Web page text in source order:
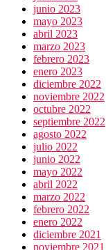
junio 2023
mayo 2023
abril 2023
marzo 2023
febrero 2023
enero 2023
diciembre 2022
noviembre 2022
octubre 2022
septiembre 2022
agosto 2022
julio 2022
junio 2022
mayo 2022
abril 2022
marzo 2022
febrero 2022
enero 2022
diciembre 2021
noviembre 2021